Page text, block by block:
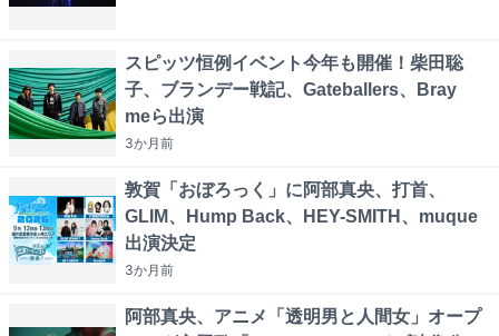
スピッツ恒例イベント今年も開催！柴田聡
子、ブランデー戦記、Gateballers、Bray
meら出演
3か月前
敦賀「おぼろっく」に阿部真央、打首、
GLIM、Hump Back、HEY-SMITH、muque
出演決定
3か月前
阿部真央、アニメ「透明男と人間女」オープ